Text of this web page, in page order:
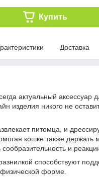
Купить
Доставка
актуальный аксессуар
изделия никого не
питомца, и
кошке также
сообразительность и
способствуют
форме.